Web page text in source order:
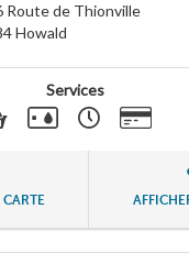
Route de Thionville
Howald
Services